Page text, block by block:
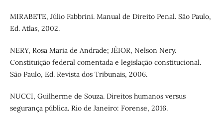
MIRABETE, Júlio Fabbrini. Manual de Direito Penal. São Paulo,
Ed. Atlas, 2002.
NERY, Rosa Maria de Andrade; JÊIOR, Nelson Nery.
Constituição federal comentada e legislação constitucional.
São Paulo, Ed. Revista dos Tribunais, 2006.
NUCCI, Guilherme de Souza. Direitos humanos versus
segurança pública. Rio de Janeiro: Forense, 2016.